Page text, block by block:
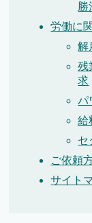
勝
労働に
解
残
求
パ
給
セ
ご依頼
サイト